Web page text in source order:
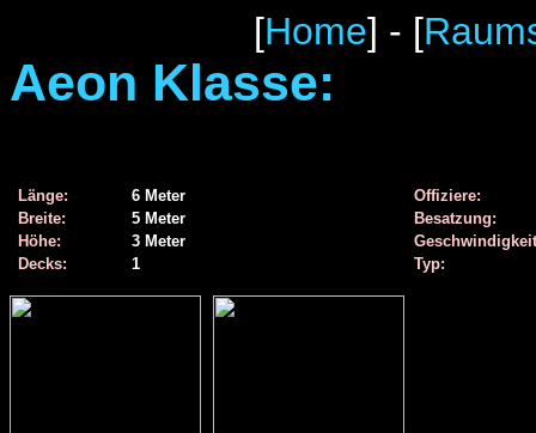
[Home] - [
Aeon Klasse:
Länge: 6 Meter
Offiziere:
Breite:
5 Meter
Besatzung:
Höhe:
3 Meter
Decks:
1 Typ: